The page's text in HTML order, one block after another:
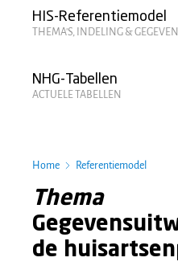
HIS-Referentiemodel
THEMA'S, INDELING &
NHG-Tabellen
ACTUELE TABELLEN
Home Referentiemodel
Thema
de